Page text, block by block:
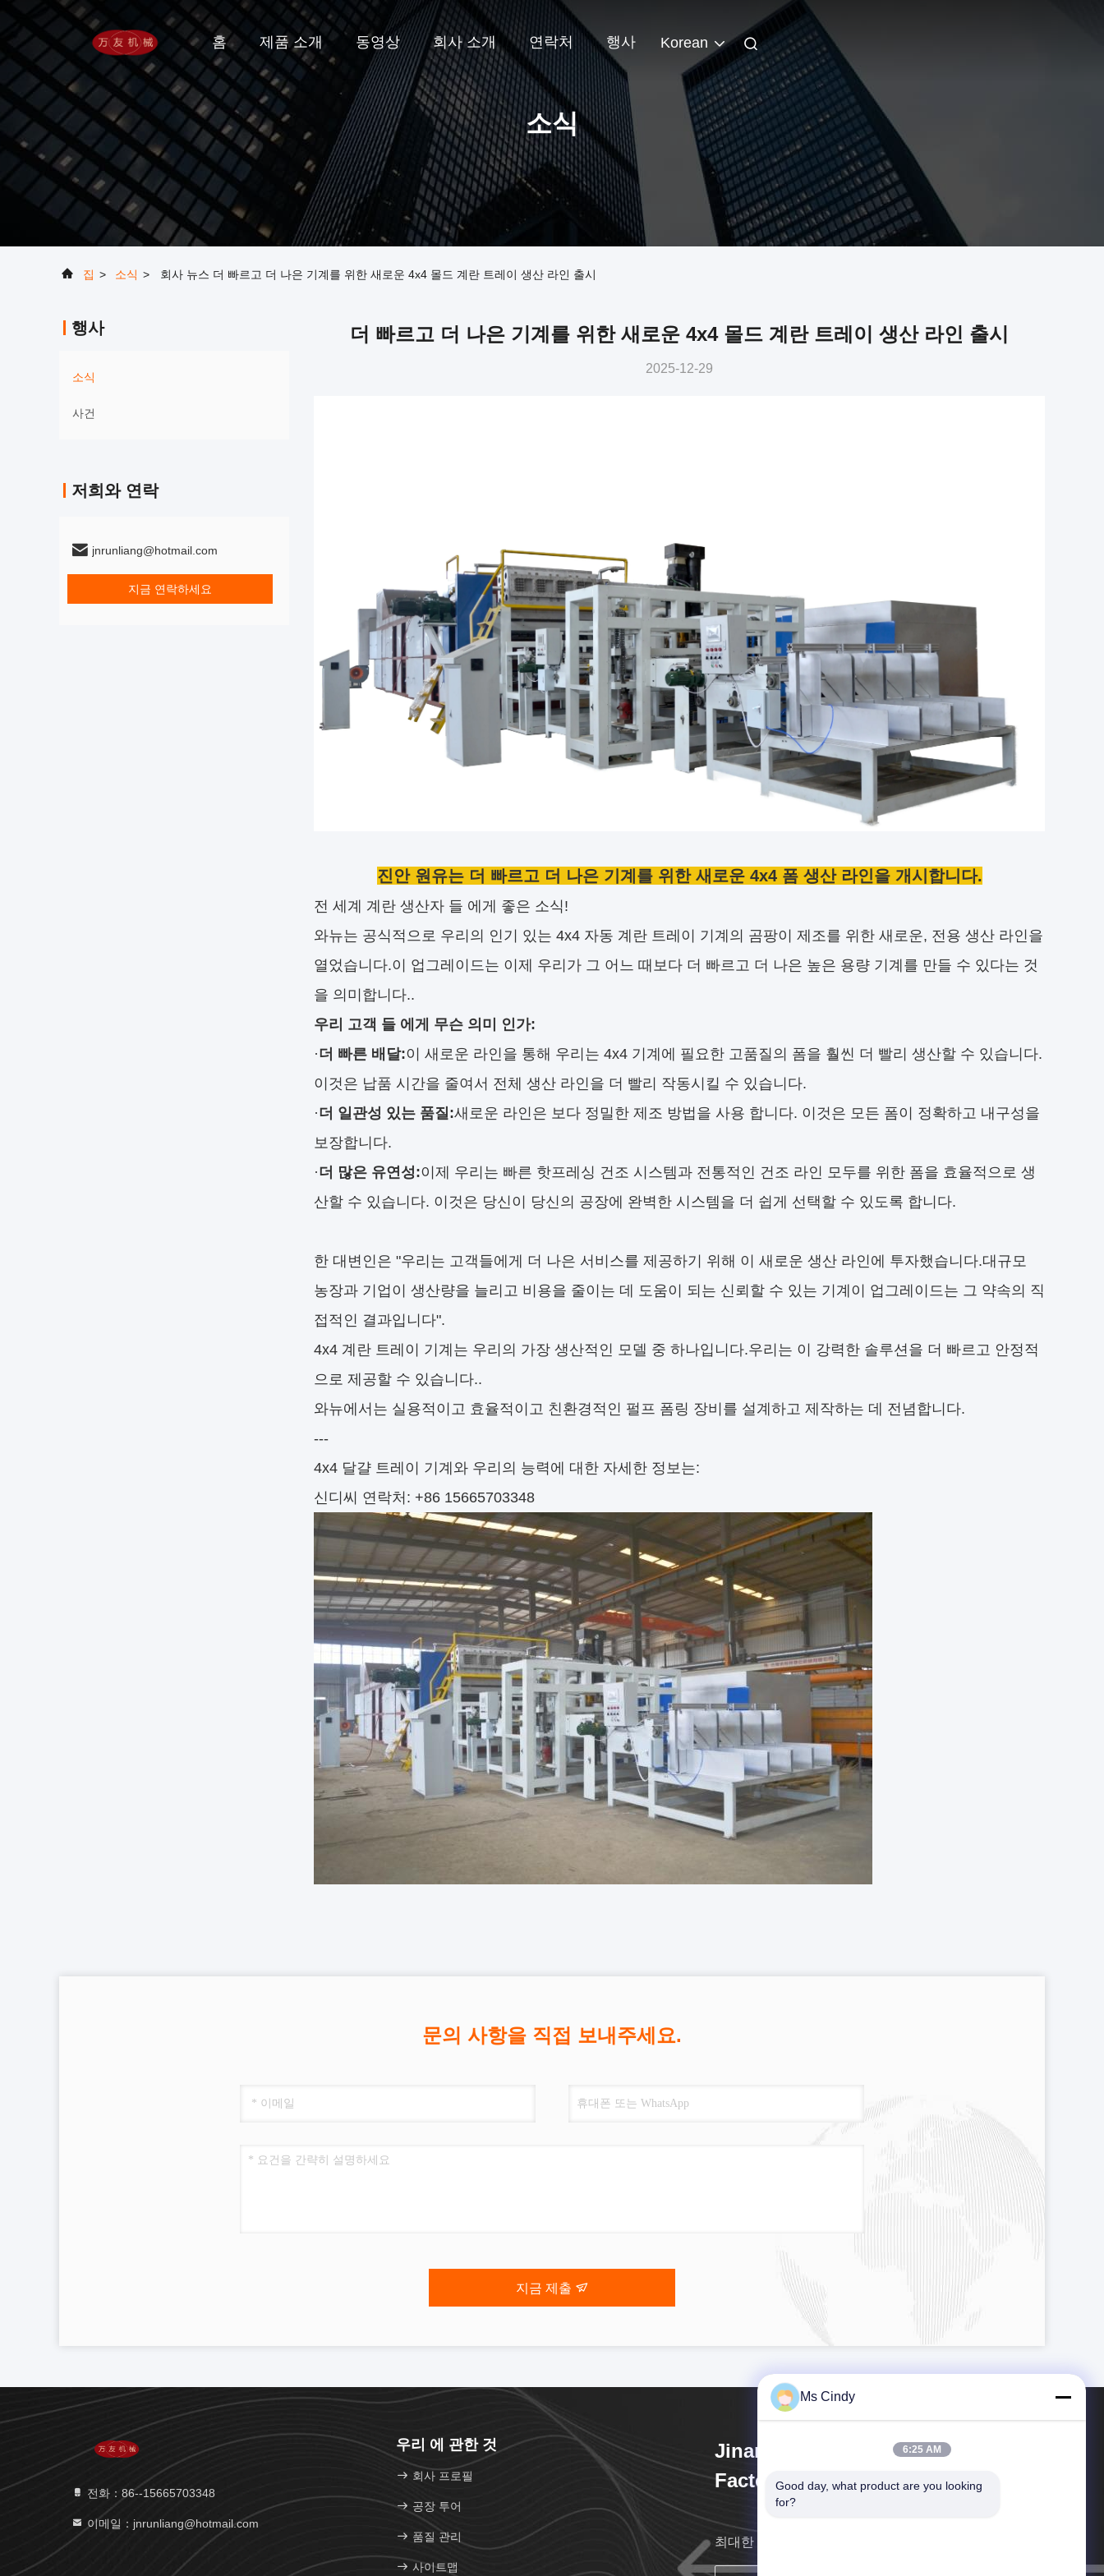
홈 제품 소개 동영상 회사 소개 연락처 행사 Korean
소식
집 > 소식 > 회사 뉴스 더 빠르고 더 나은 기계를 위한 새로운 4x4 몰드 계란 트레이 생산 라인 출시
행사
소식
사건
저희와 연락
jnrunliang@hotmail.com
지금 연락하세요
더 빠르고 더 나은 기계를 위한 새로운 4x4 몰드 계란 트레이 생산 라인 출시
2025-12-29
진안 원유는 더 빠르고 더 나은 기계를 위한 새로운 4x4 폼 생산 라인을 개시합니다.
전 세계 계란 생산자 들 에게 좋은 소식!
와뉴는 공식적으로 우리의 인기 있는 4x4 자동 계란 트레이 기계의 곰팡이 제조를 위한 새로운, 전용 생산 라인을
열었습니다.이 업그레이드는 이제 우리가 그 어느 때보다 더 빠르고 더 나은 높은 용량 기계를 만들 수 있다는 것
을 의미합니다..
우리 고객 들 에게 무슨 의미 인가:
·더 빠른 배달:이 새로운 라인을 통해 우리는 4x4 기계에 필요한 고품질의 폼을 훨씬 더 빨리 생산할 수 있습니다.
이것은 납품 시간을 줄여서 전체 생산 라인을 더 빨리 작동시킬 수 있습니다.
·더 일관성 있는 품질:새로운 라인은 보다 정밀한 제조 방법을 사용 합니다. 이것은 모든 폼이 정확하고 내구성을
보장합니다.
·더 많은 유연성:이제 우리는 빠른 핫프레싱 건조 시스템과 전통적인 건조 라인 모두를 위한 폼을 효율적으로 생
산할 수 있습니다. 이것은 당신이 당신의 공장에 완벽한 시스템을 더 쉽게 선택할 수 있도록 합니다.
한 대변인은 "우리는 고객들에게 더 나은 서비스를 제공하기 위해 이 새로운 생산 라인에 투자했습니다.대규모
농장과 기업이 생산량을 늘리고 비용을 줄이는 데 도움이 되는 신뢰할 수 있는 기계이 업그레이드는 그 약속의 직
접적인 결과입니다".
4x4 계란 트레이 기계는 우리의 가장 생산적인 모델 중 하나입니다.우리는 이 강력한 솔루션을 더 빠르고 안정적
으로 제공할 수 있습니다..
와뉴에서는 실용적이고 효율적이고 친환경적인 펄프 폼링 장비를 설계하고 제작하는 데 전념합니다.
---
4x4 달걀 트레이 기계와 우리의 능력에 대한 자세한 정보는:
신디씨 연락처: +86 15665703348
문의 사항을 직접 보내주세요.
지금 제출
전화：86--15665703348
이메일：jnrunliang@hotmail.com
우리 에 관한 것
회사 프로필
공장 투어
품질 관리
사이트맵
Jinan Wanyou Packing Machinery
Factory
최대한 빨리 다시 연락드리겠습니다.
Ms Cindy
6:25 AM
Good day, what product are you looking
for?